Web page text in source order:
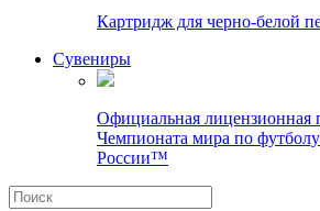
Картридж для черно-белой
Сувениры
Официальная лицензионная
Чемпионата мира по
России™